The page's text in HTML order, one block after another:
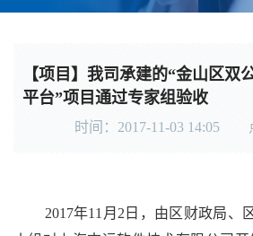
【项目】我司承建的“金山区双
平台”项目通过专家组验收
时间：2017-11-03 14:05
2017年11月2日，由区财政局、